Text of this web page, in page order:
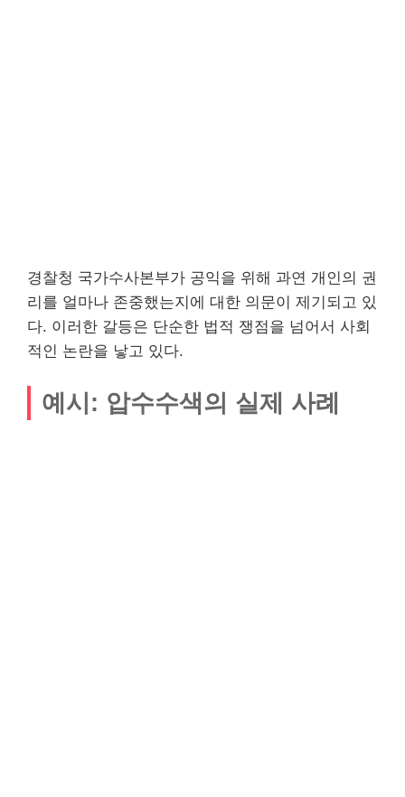
경찰청 국가수사본부가 공익을 위해 과연 개인의 권
리를 얼마나 존중했는지에 대한 의문이 제기되고 있
다. 이러한 갈등은 단순한 법적 쟁점을 넘어서 사회
적인 논란을 낳고 있다.
예시: 압수수색의 실제 사례